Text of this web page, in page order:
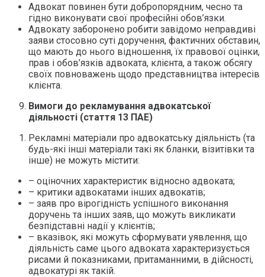
Адвокат повинен бути добропорядним, чесно та
гідно виконувати свої професійні обов’язки.
Адвокату заборонено робити завідомо неправдиві
заяви стосовно суті доручення, фактичних обставин,
що мають до нього відношення, їх правової оцінки,
прав і обов’язків адвоката, клієнта, а також обсягу
своїх повноважень щодо представництва інтересів
клієнта.
Вимоги до рекламування адвокатської
діяльності (стаття 13 ПАЕ)
Рекламні матеріали про адвокатську діяльність (та
будь-які інші матеріали такі як бланки, візитівки та
інше) не можуть містити:
– оціночних характеристик відносно адвоката;
– критики адвокатами інших адвокатів;
– заяв про вірогідність успішного виконання
доручень та інших заяв, що можуть викликати
безпідставні надії у клієнтів;
– вказівок, які можуть сформувати уявлення, що
діяльність саме цього адвоката характеризується
рисами й показниками, притаманними, в дійсності,
адвокатурі як такій.